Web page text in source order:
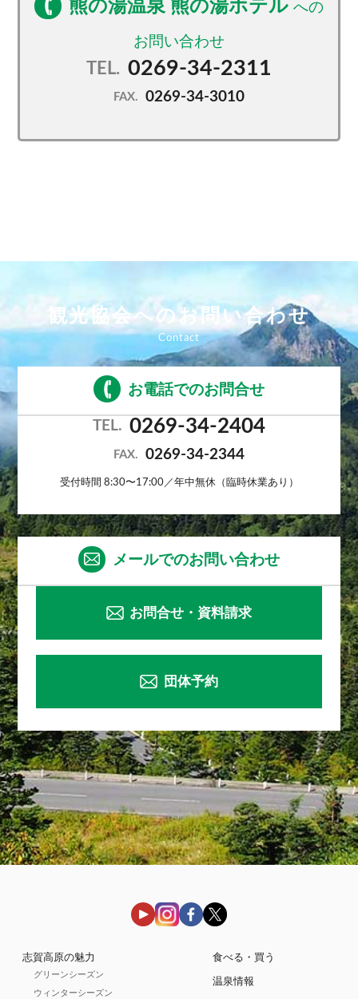
熊の湯温泉 熊の湯ホテル
TEL. 0269-34-2311
FAX. 0269-34-3010
観光協会へのお問い合わせ
お電話でのお問合せ
TEL. 0269-34-2404
FAX. 0269-34-2344
受付時間 8:30〜17:00／年中無休（臨時休業あり）
メールでのお問い合わせ
お問合せ・資料請求
団体予約
志賀高原の魅力
グリーンシーズン
ウィンターシーズン
食べる・買う
温泉情報